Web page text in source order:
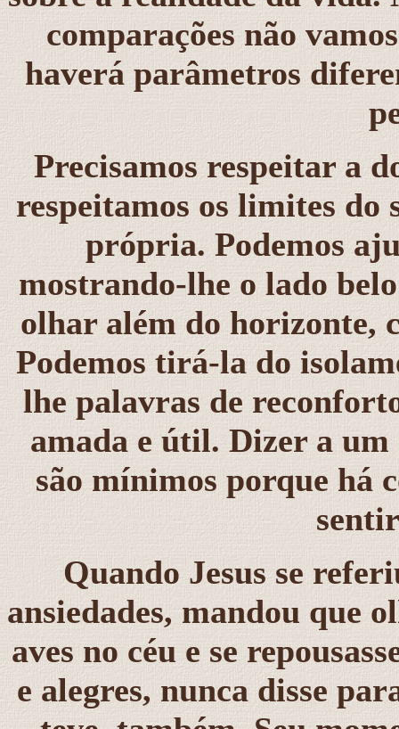
comparações não
haverá parâmetros
Precisamos respeitar a
respeitamos os limites
própria. Podemos
mostrando-lhe o lado
olhar além do horizonte,
Podemos tirá-la do
lhe palavras de
amada e útil. Dizer a um
são mínimos porque há
Quando Jesus se
ansiedades, mandou que
aves no céu e se
e alegres, nunca disse